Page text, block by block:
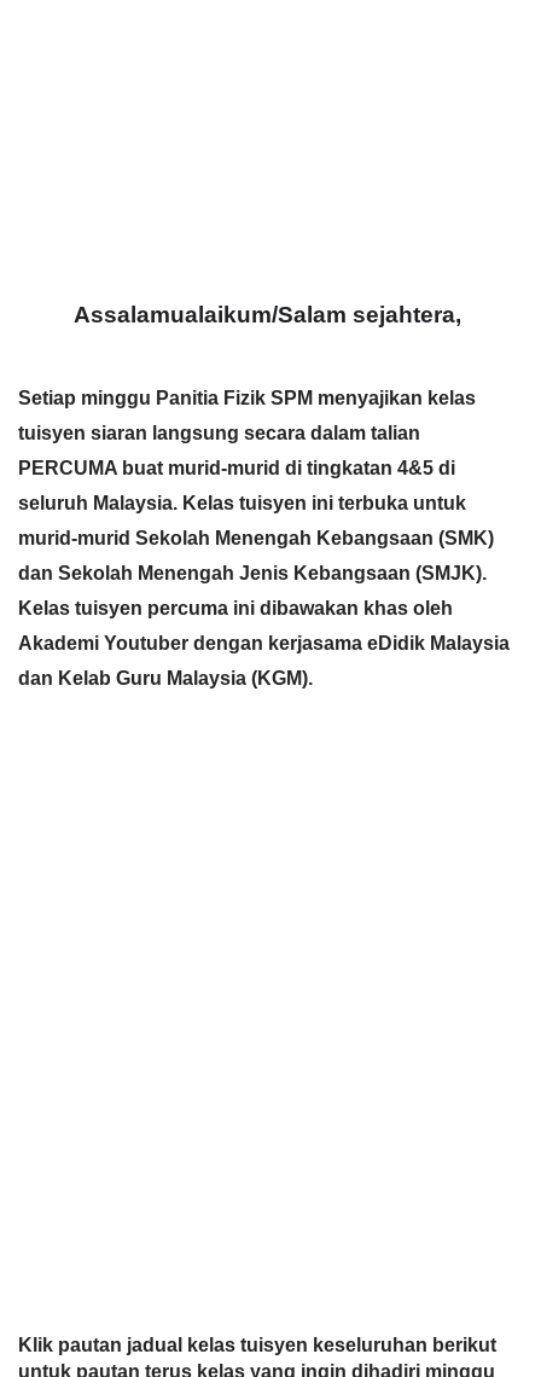
Assalamualaikum/Salam sejahtera,
Setiap minggu Panitia Fizik SPM menyajikan kelas
tuisyen siaran langsung secara dalam talian
PERCUMA buat murid-murid di tingkatan 4&5 di
seluruh Malaysia. Kelas tuisyen ini terbuka untuk
murid-murid Sekolah Menengah Kebangsaan (SMK)
dan Sekolah Menengah Jenis Kebangsaan (SMJK).
Kelas tuisyen percuma ini dibawakan khas oleh
Akademi Youtuber dengan kerjasama eDidik Malaysia
dan Kelab Guru Malaysia (KGM).
Klik pautan jadual kelas tuisyen keseluruhan berikut
untuk pautan terus kelas yang ingin dihadiri minggu